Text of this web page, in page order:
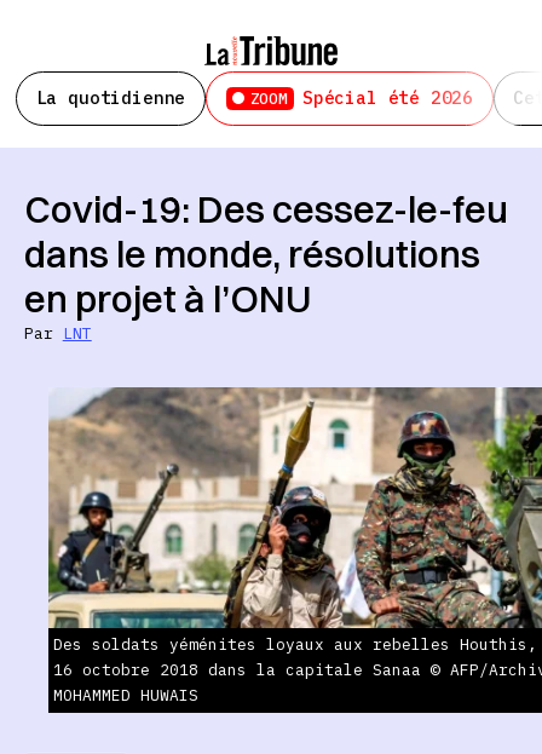
La quotidienne ZOOM Spécial été 2026
Covid-19: Des cessez-le-feu
dans le monde, résolutions
en projet à l’ONU
Par LNT
Des soldats yéménites loyaux aux rebelles
16 octobre 2018 dans la capitale Sanaa © AFP/
MOHAMMED HUWAIS